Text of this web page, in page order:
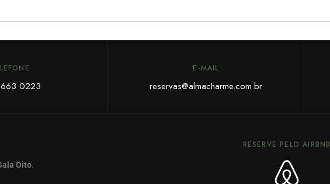
0223
E-MAIL
reservas@almacharme.com.br
Oito.
RESERVE PELO AIRBNB